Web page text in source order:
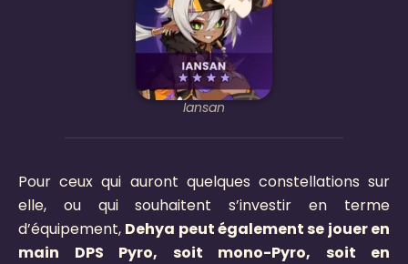
Iansan
Pour ceux qui auront quelques constellations sur
elle, ou qui souhaitent s’investir en terme
d’équipement, Dehya peut également se jouer en
main DPS Pyro, soit mono-Pyro, soit en